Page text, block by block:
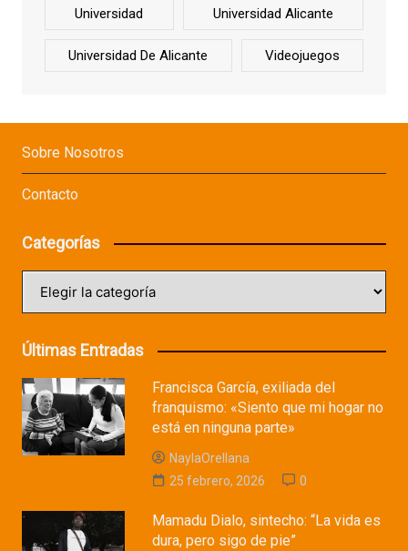
Universidad Universidad Alicante
Universidad De Alicante Videojuegos
Sobre Nosotros
Contacto
Categorías
Últimas Entradas
Francisca García, exiliada del
franquismo: «Siento que mi hogar no
está en ninguna parte»
NaylaOrellana
25 febrero, 2026
0
Mamadu Dialo, sintecho: “La vida es
dura, pero sigo de pie”